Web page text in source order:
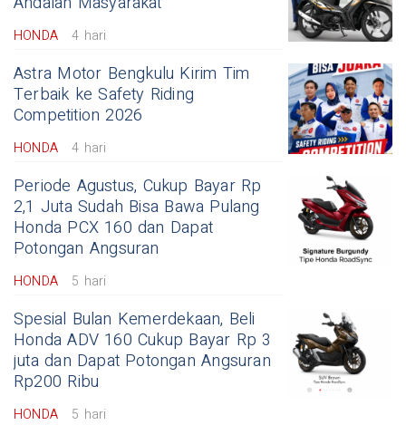
HONDA 4 hari
Astra Motor Bengkulu Kirim Tim
Terbaik ke Safety Riding
Competition 2026
HONDA 4 hari
Periode Agustus, Cukup Bayar Rp
2,1 Juta Sudah Bisa Bawa Pulang
Honda PCX 160 dan Dapat
Potongan Angsuran
HONDA 5 hari
Spesial Bulan Kemerdekaan, Beli
Honda ADV 160 Cukup Bayar Rp 3
juta dan Dapat Potongan Angsuran
Rp200 Ribu
HONDA 5 hari